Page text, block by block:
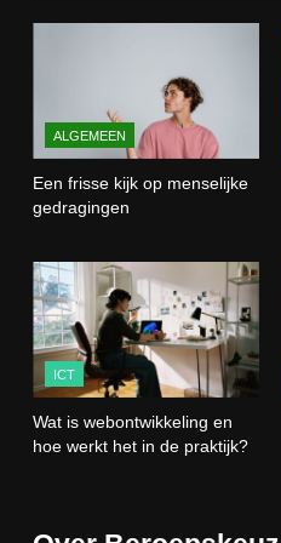
Wat
HANDEL
3
Wat is
werkt
ICT
4
wat het
ALGEMEEN
Een frisse kijk op menselijke
gedragingen
ICT
Wat is webontwikkeling en
hoe werkt het in de praktijk?